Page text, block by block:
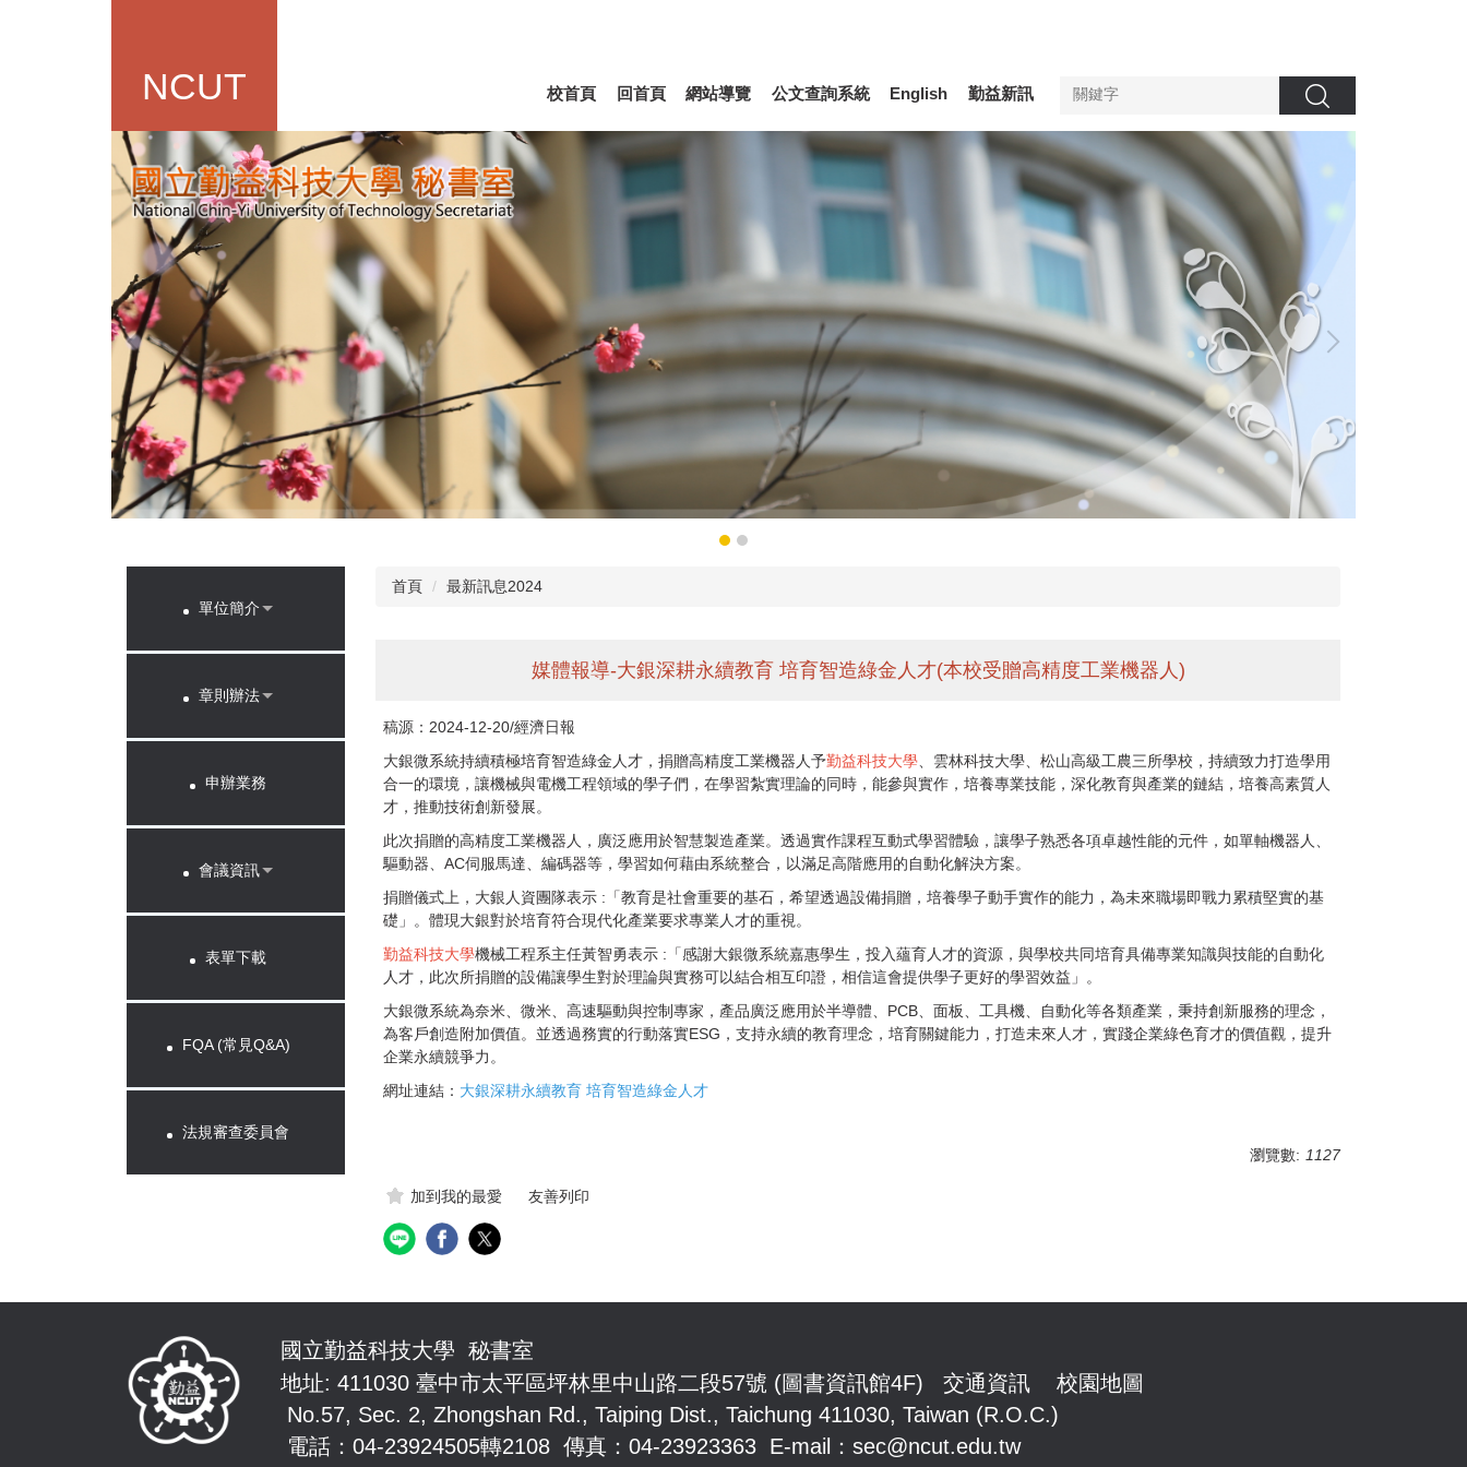
NCUT 校首頁 回首頁 網站導覽 公文查詢系統 English 勤益新訊 搜尋
單位簡介
章則辦法
申辦業務
會議資訊
表單下載
FQA (常見Q&A)
法規審查委員會
首頁 最新訊息2024
媒體報導-大銀深耕永續教育 培育智造綠金人才(本校受贈高精度工業機器人)
稿源：2024-12-20/經濟日報
大銀微系統持續積極培育智造綠金人才，捐贈高精度工業機器人予勤益科技大學 、雲林科技大學、松山高級工農三所學校，持續致力打造學用
合一的環境，讓機械與電機工程領域的學子們，在學習紮實理論的同時，能參與實作，培養專業技能，深化教育與產業的鏈結，培養高素質人
才，推動技術創新發展。
此次捐贈的高精度工業機器人，廣泛應用於智慧製造產業。透過實作課程互動式學習體驗，讓學子熟悉各項卓越性能的元件，如單軸機器人、
驅動器、AC伺服馬達、編碼器等，學習如何藉由系統整合，以滿足高階應用的自動化解決方案。
捐贈儀式上，大銀人資團隊表示 :「教育是社會重要的基石，希望透過設備捐贈，培養學子動手實作的能力，為未來職場即戰力累積堅實的基
礎」。體現大銀對於培育符合現代化產業要求專業人才的重視。
勤益科技大學機械工程系主任黃智勇表示 :「感謝大銀微系統嘉惠學生，投入蘊育人才的資源，與學校共同培育具備專業知識與技能的自動化
人才，此次所捐贈的設備讓學生對於理論與實務可以結合相互印證，相信這會提供學子更好的學習效益」。
大銀微系統為奈米、微米、高速驅動與控制專家，產品廣泛應用於半導體、PCB、面板、工具機、自動化等各類產業，秉持創新服務的理念，
為客戶創造附加價值。並透過務實的行動落實ESG，支持永續的教育理念，培育關鍵能力，打造未來人才，實踐企業綠色育才的價值觀，提升
企業永續競爭力。
網址連結： 大銀深耕永續教育 培育智造綠金人才
瀏覽數: 1127
加到我的最愛 友善列印
國立勤益科技大學 秘書室
地址: 411030 臺中市太平區坪林里中山路二段57號 (圖書資訊館4F) 交通資訊
校園地圖
No.57, Sec. 2, Zhongshan Rd., Taiping Dist., Taichung 411030, Taiwan (R.O.C.)
電話：04-23924505轉2108 傳真：04-23923363 E-mail： sec@ncut.edu.tw